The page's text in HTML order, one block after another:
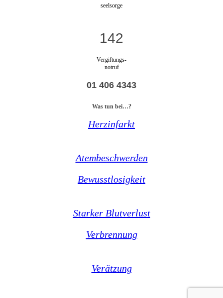
seelsorge
142
Vergiftungs-
notruf
01 406 4343
Was tun bei…?
Herzinfarkt
Atembeschwerden
Bewusstlosigkeit
Starker Blutverlust
Verbrennung
Verätzung